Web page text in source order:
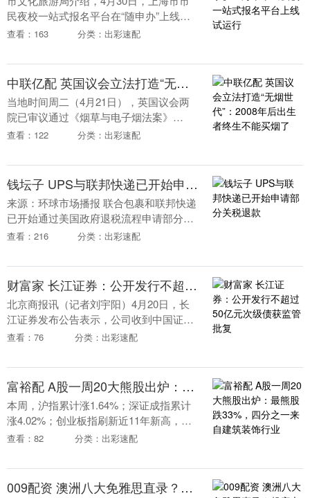
民夜校一站式报名平台在“随申办”上线试
运行。市文化旅游局统筹其主管的市民艺
委推动的青年....
查看：163 分类：出彩速配
中联亿配 英国议会立法打造“无烟世代”：2008年后出生者终生不能买烟了
当地时间周二（4月21日），英国议会两
院已审议通过《烟草与电子烟法案》
（Tobacco and Vapes Bill）。 该法案将于
查看：122 分类：出彩速配
钱坛子 UPS与联邦快递已开始申请部分关税退款
来源：环球市场播报 联合包裹和联邦快递
已开始通过美国政府退税流程申请部分关
税退款。此类退款仅适用于依据《国际紧
院已于今年2月....
查看：216 分类：出彩速配
财富家 长江证券：公开发行不超过50亿元次级债获监管批复
北京商报讯（记者刘宇阳）4月20日，长
江证券发布公告表示，公司收到中国证监
会《关于同意长江证券股份有限公司向专
复》，同意公司向专....
查看：76 分类：出彩速配
富裕配 A股一周20大熊股出炉：最熊股跌33%，四分之一来自建筑装饰行业
本周，沪指累计涨1.64%；深证成指累计
涨4.02%；创业板指刷新近11年新高，周
涨6.65%。65%的个股周内实现上涨，503
查看：82 分类：出彩速配
009配资 澳洲八大免雅思直录？起底大热的新东方国际教育NCUK预科项目